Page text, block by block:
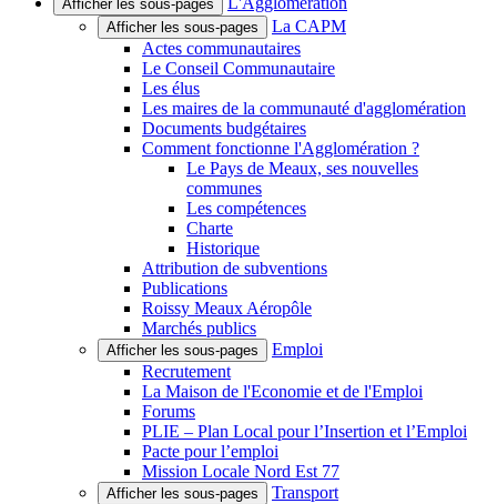
Afficher les sous-pages
Afficher les sous-pages
La CAPM
Actes communautaires
Le Conseil Communautaire
Les élus
Les maires de la communauté d'agglomération
Documents budgétaires
Comment fonctionne l'Agglomération ?
Le Pays de Meaux, ses nouvelles
communes
Les compétences
Charte
Historique
Attribution de subventions
Publications
Roissy Meaux Aéropôle
Marchés publics
Afficher les sous-pages
Emploi
Recrutement
La Maison de l'Economie et de l'Emploi
Forums
PLIE – Plan Local pour l’Insertion et l’Emploi
Pacte pour l’emploi
Mission Locale Nord Est 77
Afficher les sous-pages
Transport